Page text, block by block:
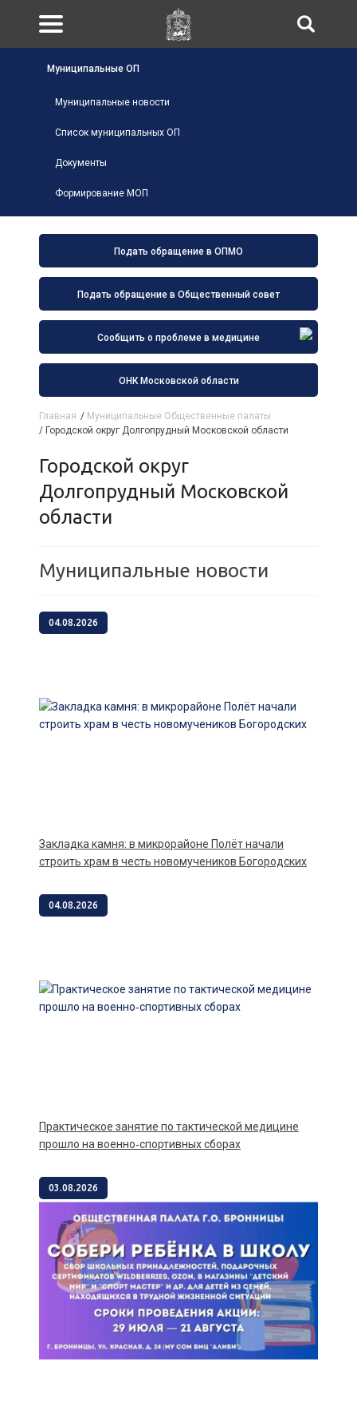
Подать обращение в ОПМО
Подать обращение в Общественный совет
Сообщить о проблеме в медицине
ОНК Московской области
Муниципальные ОП
Муниципальные новости
Список муниципальных ОП
Документы
Формирование МОП
Главная / Муниципальные Общественные палаты
/ Городской округ Долгопрудный Московской области
Городской округ
Долгопрудный Московской
области
Муниципальные новости
04.08.2026
Закладка камня: в микрорайоне Полёт начали
строить храм в честь новомучеников Богородских
04.08.2026
Практическое занятие по тактической медицине
прошло на военно‑спортивных сборах
03.08.2026